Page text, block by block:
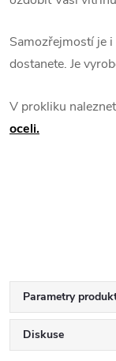
Samozřejmostí je
dostanete. Je
V prokliku
oceli.
Parametry
Diskuse